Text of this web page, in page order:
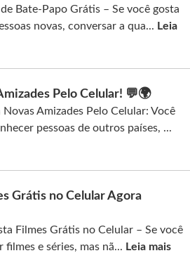
Bate-Papo Grátis – Se você gosta
novas, conversar a qua... Leia
Pelo Celular! 💬🌍
Amizades Pelo Celular: Você
pessoas de outros países, ...
Grátis no Celular Agora
Filmes Grátis no Celular – Se você
filmes e séries, mas nã... Leia mais